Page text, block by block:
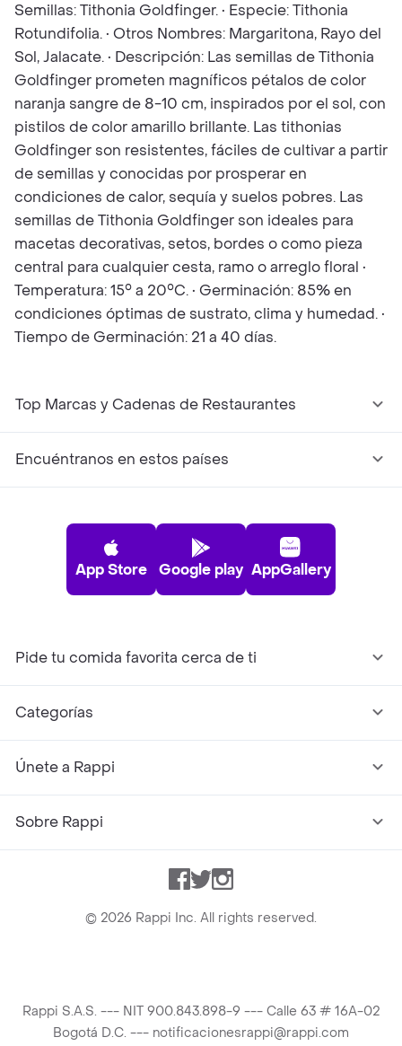
Semillas: Tithonia Goldfinger. • Especie: Tithonia
Rotundifolia. • Otros Nombres: Margaritona, Rayo del
Sol, Jalacate. • Descripción: Las semillas de Tithonia
Goldfinger prometen magníficos pétalos de color
naranja sangre de 8-10 cm, inspirados por el sol, con
pistilos de color amarillo brillante. Las tithonias
Goldfinger son resistentes, fáciles de cultivar a partir
de semillas y conocidas por prosperar en
condiciones de calor, sequía y suelos pobres. Las
semillas de Tithonia Goldfinger son ideales para
macetas decorativas, setos, bordes o como pieza
central para cualquier cesta, ramo o arreglo floral •
Temperatura: 15° a 20°C. • Germinación: 85% en
condiciones óptimas de sustrato, clima y humedad. •
Tiempo de Germinación: 21 a 40 días.
Top Marcas y Cadenas de Restaurantes
Encuéntranos en estos países
App Store Google play AppGallery
Pide tu comida favorita cerca de ti
Categorías
Únete a Rappi
Sobre Rappi
Facebook
TwitterInstagram
© 2026 Rappi Inc. All rights reserved.
Rappi S.A.S. --- NIT 900.843.898-9 --- Calle 63 # 16A-02
Bogotá D.C. --- notificacionesrappi@rappi.com